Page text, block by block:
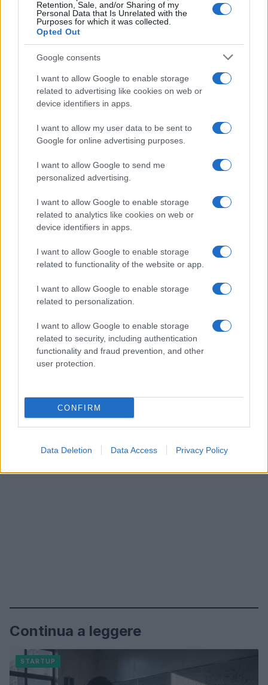
Retention, Sale, and/or Sharing of my
Personal Data that Is Unrelated with the
Purposes for which it was collected.
Opted Out
Google consents
I want to allow Google to enable storage
related to advertising like cookies on web or
device identifiers in apps.
I want to allow my user data to be sent to
Google for online advertising purposes.
I want to allow Google to send me
personalized advertising.
I want to allow Google to enable storage
related to analytics like cookies on web or
device identifiers in apps.
I want to allow Google to enable storage
related to functionality of the website or app.
I want to allow Google to enable storage
related to personalization.
I want to allow Google to enable storage
related to security, including authentication
functionality and fraud prevention, and other
user protection.
CONFIRM
Data Deletion Data Access Privacy Policy
Allo stesso modo, chi cerca casa viene guidato
con attenzione, trova risposte rapide e può contare
un servizio clienti presente e umano, che
segue ogni passaggio dalla prima visita alla fine
della locazione.
Rendere l’affitto un’esperienza positiva
Un’unica mission:gestire in modo professionale
gli affitti a lungo termine a Milano, aiutando
proprietari e affittuari a risparmiare tempo, evitare
problemi e ottenere il massimo dai propri spazi.
Una soluzione concreta, già operativa, che
risponde a un bisogno reale e crescente. E che —
giorno dopo giorno la qualità dell’abitare urbano.
AUTORE
Redazione Think.it
Continua a leggere
STARTUP